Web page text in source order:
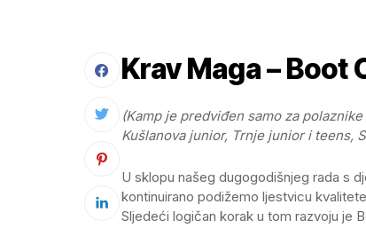
Krav Maga – Boot
(Kamp je predviđen samo za
Kušlanova junior, Trnje junior i teens,
U sklopu našeg dugogodišnjeg rada s
kontinuirano podižemo ljestvicu
Sljedeći logičan korak u tom razvoju je